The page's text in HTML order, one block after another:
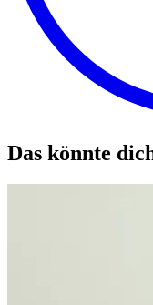
Das könnte